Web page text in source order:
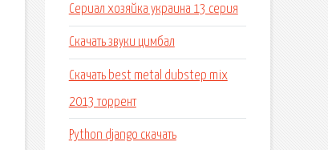
Сериал хозяйка украина 13 серия
Скачать звуки цимбал
Скачать best metal dubstep mix
2013 торрент
Python django скачать